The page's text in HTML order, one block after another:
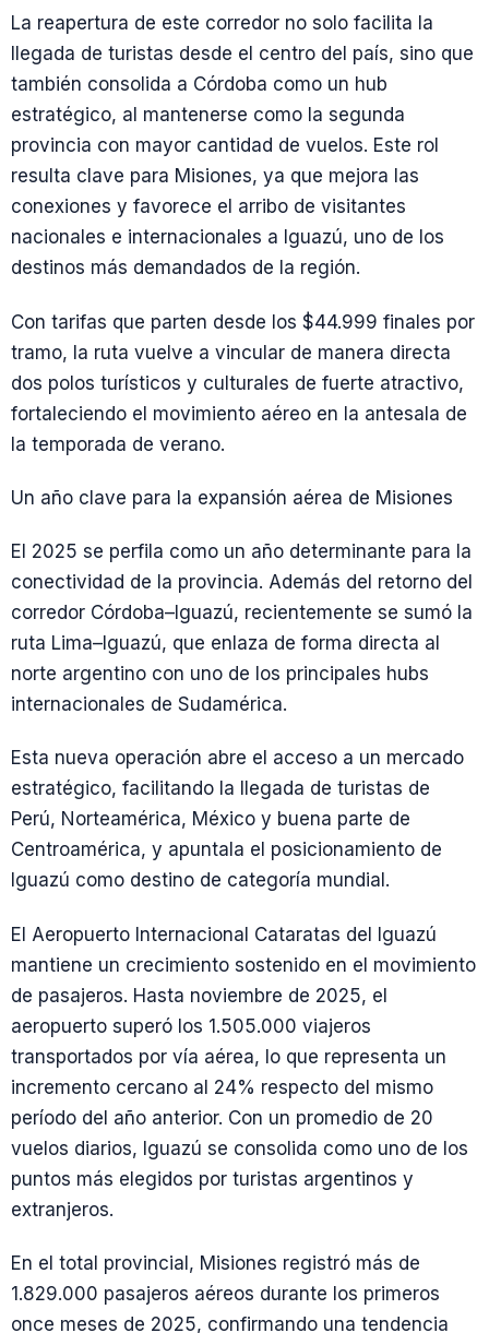
La reapertura de este corredor no solo facilita la
llegada de turistas desde el centro del país, sino que
también consolida a Córdoba como un hub
estratégico, al mantenerse como la segunda
provincia con mayor cantidad de vuelos. Este rol
resulta clave para Misiones, ya que mejora las
conexiones y favorece el arribo de visitantes
nacionales e internacionales a Iguazú, uno de los
destinos más demandados de la región.
Con tarifas que parten desde los $44.999 finales por
tramo, la ruta vuelve a vincular de manera directa
dos polos turísticos y culturales de fuerte atractivo,
fortaleciendo el movimiento aéreo en la antesala de
la temporada de verano.
Un año clave para la expansión aérea de Misiones
El 2025 se perfila como un año determinante para la
conectividad de la provincia. Además del retorno del
corredor Córdoba–Iguazú, recientemente se sumó la
ruta Lima–Iguazú, que enlaza de forma directa al
norte argentino con uno de los principales hubs
internacionales de Sudamérica.
Esta nueva operación abre el acceso a un mercado
estratégico, facilitando la llegada de turistas de
Perú, Norteamérica, México y buena parte de
Centroamérica, y apuntala el posicionamiento de
Iguazú como destino de categoría mundial.
El Aeropuerto Internacional Cataratas del Iguazú
mantiene un crecimiento sostenido en el movimiento
de pasajeros. Hasta noviembre de 2025, el
aeropuerto superó los 1.505.000 viajeros
transportados por vía aérea, lo que representa un
incremento cercano al 24% respecto del mismo
período del año anterior. Con un promedio de 20
vuelos diarios, Iguazú se consolida como uno de los
puntos más elegidos por turistas argentinos y
extranjeros.
En el total provincial, Misiones registró más de
1.829.000 pasajeros aéreos durante los primeros
once meses de 2025, confirmando una tendencia